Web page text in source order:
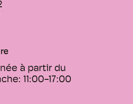
à partir du
11:00-17:00